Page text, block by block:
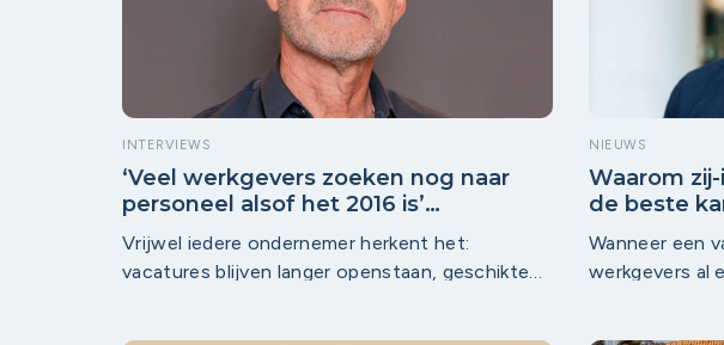
INTERVIEWS
‘Veel werkgevers zoeken nog naar
personeel alsof het 2016 is’
NLwerktaanwerk ondersteunt
werkgevers bij complexe
arbeidsmarktvraagstukken
Vrijwel iedere ondernemer herkent het:
vacatures blijven langer openstaan, geschikte
NIEUWS
Waarom
de beste
Wanneer een
werkgevers al